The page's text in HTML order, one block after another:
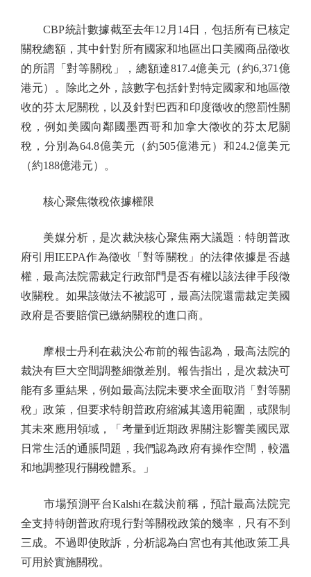
CBP統計數據截至去年12月14日，包括所有已核定
關稅總額，其中針對所有國家和地區出口美國商品徵收
的所謂「對等關稅」，總額達817.4億美元（約6,371億
港元）。除此之外，該數字包括針對特定國家和地區徵
收的芬太尼關稅，以及針對巴西和印度徵收的懲罰性關
稅，例如美國向鄰國墨西哥和加拿大徵收的芬太尼關
稅，分別為64.8億美元（約505億港元）和24.2億美元
（約188億港元）。
核心聚焦徵稅依據權限
美媒分析，是次裁決核心聚焦兩大議題：特朗普政
府引用IEEPA作為徵收「對等關稅」的法律依據是否越
權，最高法院需裁定行政部門是否有權以該法律手段徵
收關稅。如果該做法不被認可，最高法院還需裁定美國
政府是否要賠償已繳納關稅的進口商。
摩根士丹利在裁決公布前的報告認為，最高法院的
裁決有巨大空間調整細微差別。報告指出，是次裁決可
能有多重結果，例如最高法院未要求全面取消「對等關
稅」政策，但要求特朗普政府縮減其適用範圍，或限制
其未來應用領域，「考量到近期政界關注影響美國民眾
日常生活的通脹問題，我們認為政府有操作空間，較溫
和地調整現行關稅體系。」
市場預測平台Kalshi在裁決前稱，預計最高法院完
全支持特朗普政府現行對等關稅政策的幾率，只有不到
三成。不過即使敗訴，分析認為白宮也有其他政策工具
可用於實施關稅。